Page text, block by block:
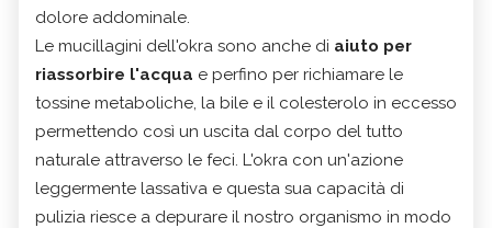
dolore addominale.
Le mucillagini dell'okra sono anche di aiuto per
riassorbire l'acqua e perfino per richiamare le
tossine metaboliche, la bile e il colesterolo in eccesso
permettendo così un uscita dal corpo del tutto
naturale attraverso le feci. L'okra con un'azione
leggermente lassativa e questa sua capacità di
pulizia riesce a depurare il nostro organismo in modo